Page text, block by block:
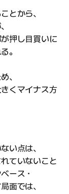
とから、
押し目買いに
。
、
くマイナス方
い点は、
ていないこと
ース・
面では、